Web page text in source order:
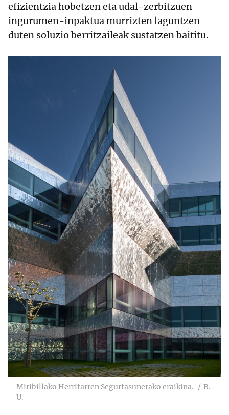
efizientzia hobetzen eta udal-zerbitzuen
ingurumen-inpaktua murrizten laguntzen
duten soluzio berritzaileak sustatzen baititu.
Miribillako Herritarren Segurtasunerako eraikina.
B.
U.